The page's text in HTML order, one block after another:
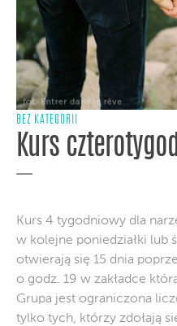
BEZ KATEGORII
Kurs
Kurs 4 tygodniowy dla
w kolejne poniedziałki lub
otwierają się 15 dnia
o godz. 19 w zakładce
Grupa jest ograniczona
tylko tych, którzy zdołają